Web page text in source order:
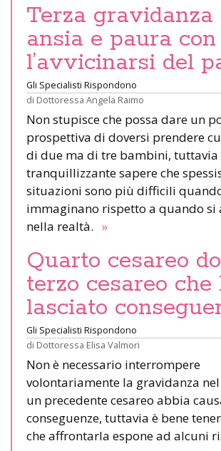
Terza gravidanza
ansia e paura con
l’avvicinarsi del
Gli Specialisti Rispondono
di Dottoressa Angela Raimo
Non stupisce che possa dare un
prospettiva di doversi prendere
di due ma di tre bambini, tuttavia
tranquillizzante sapere che
situazioni sono più difficili
immaginano rispetto a quando si
nella realtà. »
Quarto cesareo
terzo cesareo che
lasciato
Gli Specialisti Rispondono
di Dottoressa Elisa Valmori
Non è necessario interrompere
volontariamente la gravidanza
un precedente cesareo abbia
conseguenze, tuttavia è bene
che affrontarla espone ad alcuni